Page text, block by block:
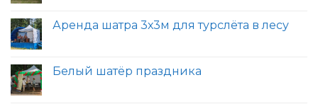
Аренда шатра 3х3м для турслёта в лесу
Белый шатёр праздника